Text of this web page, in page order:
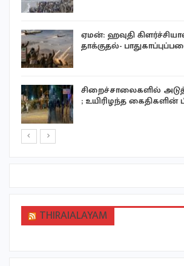
ஏமன்: ஹவுதி
தாக்குதல்-
சிறைச்சாலைகளில்
; உயிரிழந்த கைதிகளின்
THIRAIALAYAM